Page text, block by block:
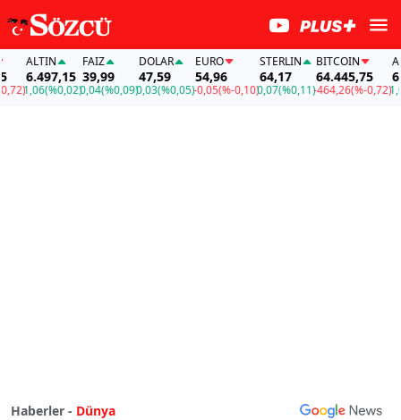
ALTIN
6.497,15
1,06(%0,02)
FAİZ
39,99
0,04(%0,09)
DOLAR
47,59
0,03(%0,05)
EURO
54,96
-0,05(%-0,10)
STERLIN
64,17
0,07(%0,11)
BITCOIN
64.445,75
-464,26(%-0,72)1,06
Haberler - Dünya